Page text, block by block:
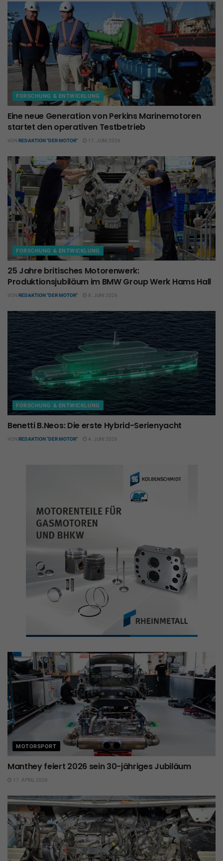
FORSCHUNG & ENTWICKLUNG
Eine neue Generation von Perkins Marinemotoren
startet den operativen Testbetrieb
VON REDAKTION "DER MOTOR" 11. JUNI 2026
FORSCHUNG & ENTWICKLUNG
25 Jahre britisches Motorenwerk:
Produktionsjubiläum im BMW Group Werk Hams Hall
VON REDAKTION "DER MOTOR" 8. JUNI 2026
FORSCHUNG & ENTWICKLUNG
Benetti B.Neos: Die erste Hybrid-Serienyacht
VON REDAKTION "DER MOTOR" 4. JUNI 2026
MOTORSPORT
Manthey feiert 2026 sein 30-jähriges Jubiläum
17. APRIL 2026